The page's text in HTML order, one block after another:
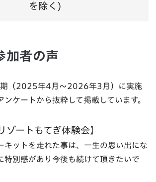
を除く)
加者の声
（2025年4月～2026年3月）に実施
ンケートから抜粋して掲載しています。
ゾートもてぎ体験会】
キットを走れた事は、一生の思い出にな
特別感があり今後も続けて頂きたいで